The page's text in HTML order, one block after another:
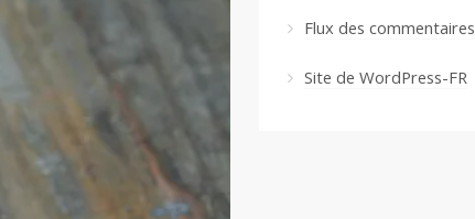
Flux des commentaires
Site de WordPress-FR